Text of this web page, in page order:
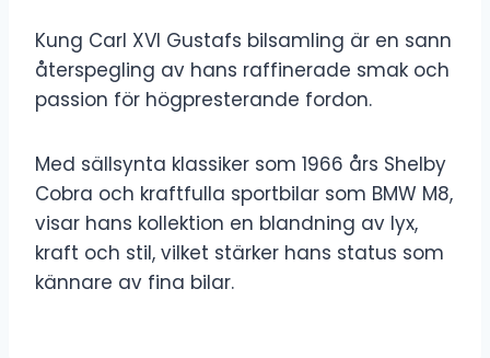
Kung Carl XVI Gustafs bilsamling är en sann
återspegling av hans raffinerade smak och
passion för högpresterande fordon.
Med sällsynta klassiker som 1966 års Shelby
Cobra och kraftfulla sportbilar som BMW M8,
visar hans kollektion en blandning av lyx,
kraft och stil, vilket stärker hans status som
kännare av fina bilar.